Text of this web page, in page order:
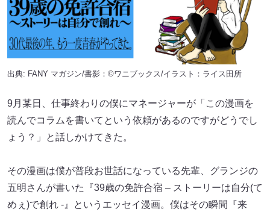
出典: FANY マガジン/書影：©ワニブックス/イラスト：ライス田所
9月某日、仕事終わりの僕にマネージャーが「この漫画を
読んでコラムを書いてという依頼があるのですがどうでし
ょう？」と話しかけてきた。
その漫画は僕が普段お世話になっている先輩、グランジの
五明さんが書いた『39歳の免許合宿 – ストーリーは自分(て
めぇ)で創れ -』というエッセイ漫画。僕はその瞬間『来